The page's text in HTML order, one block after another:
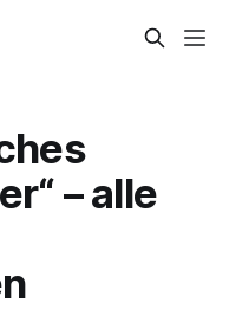
– alle